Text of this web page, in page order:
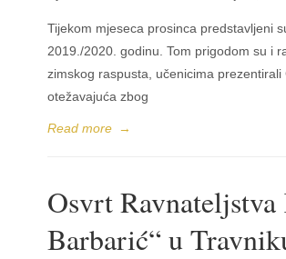
Tijekom mjeseca prosinca predstavljeni
2019./2020. godinu. Tom prigodom su i
zimskog raspusta, učenicima
otežavajuća zbog
Read more →
Osvrt
Barbarić“ u